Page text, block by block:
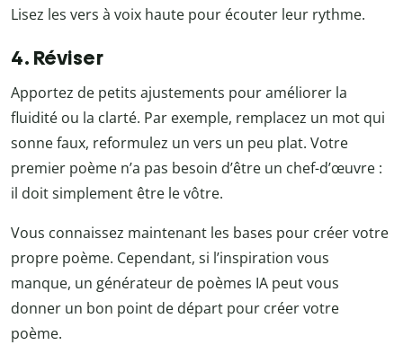
Lisez les vers à voix haute pour écouter leur rythme.
4. Réviser
Apportez de petits ajustements pour améliorer la
fluidité ou la clarté. Par exemple, remplacez un mot qui
sonne faux, reformulez un vers un peu plat. Votre
premier poème n’a pas besoin d’être un chef-d’œuvre :
il doit simplement être le vôtre.
Vous connaissez maintenant les bases pour créer votre
propre poème. Cependant, si l’inspiration vous
manque, un générateur de poèmes IA peut vous
donner un bon point de départ pour créer votre
poème.